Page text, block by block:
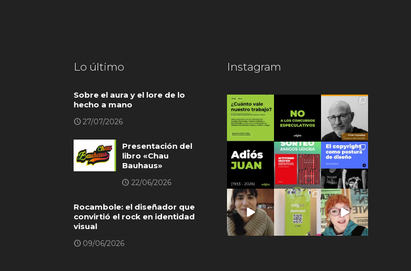
Lo último
Sobre el aura y el lore de lo
hecho a mano
27/07/2026
Presentación del
libro «Chau
Bauhaus»
22/06/2026
Rocambole: el diseñador que
convirtió el rock en identidad
visual
09/06/2026
Instagram